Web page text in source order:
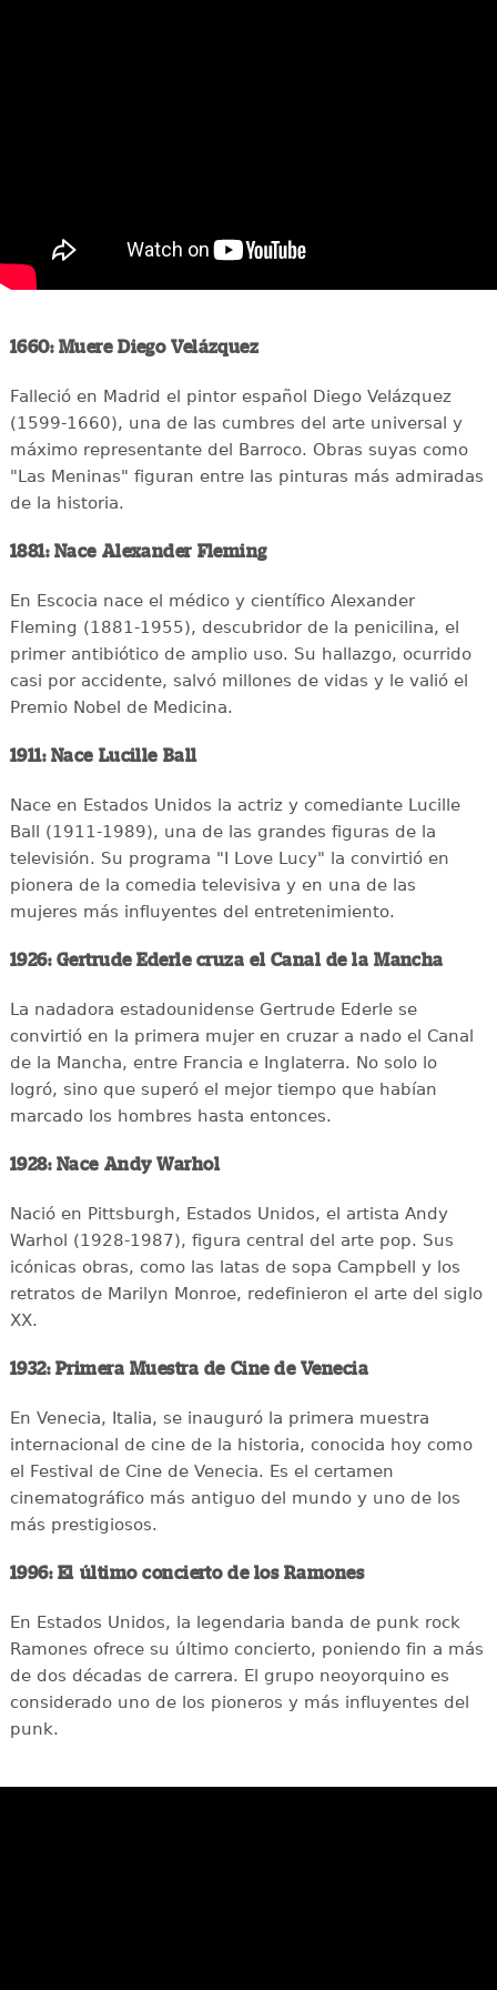
1660: Muere Diego Velázquez
Falleció en Madrid el pintor español Diego Velázquez
(1599-1660), una de las cumbres del arte universal y
máximo representante del Barroco. Obras suyas como
"Las Meninas" figuran entre las pinturas más admiradas
de la historia.
1881: Nace Alexander Fleming
En Escocia nace el médico y científico Alexander
Fleming (1881-1955), descubridor de la penicilina, el
primer antibiótico de amplio uso. Su hallazgo, ocurrido
casi por accidente, salvó millones de vidas y le valió el
Premio Nobel de Medicina.
1911: Nace Lucille Ball
Nace en Estados Unidos la actriz y comediante Lucille
Ball (1911-1989), una de las grandes figuras de la
televisión. Su programa "I Love Lucy" la convirtió en
pionera de la comedia televisiva y en una de las
mujeres más influyentes del entretenimiento.
1926: Gertrude Ederle cruza el Canal de la Mancha
La nadadora estadounidense Gertrude Ederle se
convirtió en la primera mujer en cruzar a nado el Canal
de la Mancha, entre Francia e Inglaterra. No solo lo
logró, sino que superó el mejor tiempo que habían
marcado los hombres hasta entonces.
1928: Nace Andy Warhol
Nació en Pittsburgh, Estados Unidos, el artista Andy
Warhol (1928-1987), figura central del arte pop. Sus
icónicas obras, como las latas de sopa Campbell y los
retratos de Marilyn Monroe, redefinieron el arte del siglo
XX.
1932: Primera Muestra de Cine de Venecia
En Venecia, Italia, se inauguró la primera muestra
internacional de cine de la historia, conocida hoy como
el Festival de Cine de Venecia. Es el certamen
cinematográfico más antiguo del mundo y uno de los
más prestigiosos.
1996: El último concierto de los Ramones
En Estados Unidos, la legendaria banda de punk rock
Ramones ofrece su último concierto, poniendo fin a más
de dos décadas de carrera. El grupo neoyorquino es
considerado uno de los pioneros y más influyentes del
punk.